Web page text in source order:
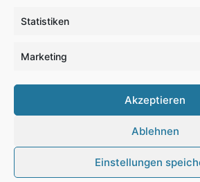
Statistiken
Marketing
Akzeptieren
Ablehnen
Einstellungen
Copyright 2026, All Rights
Haftungsausschluss
RSS Facebook
X